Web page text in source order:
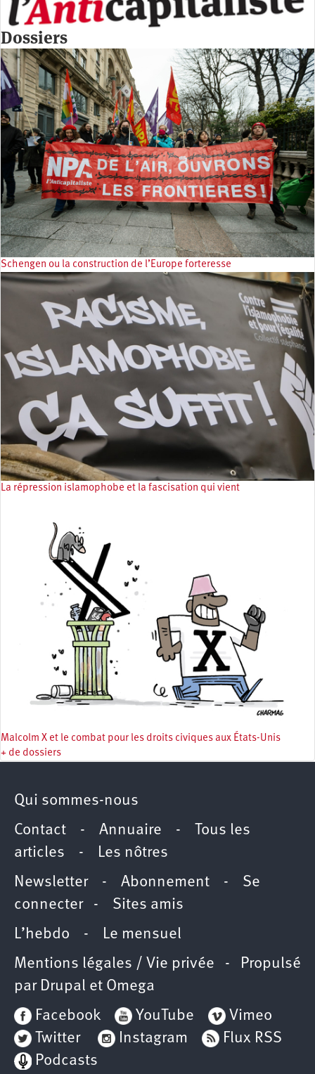
Dossiers
Schengen ou la construction de l’Europe forteresse
La répression islamophobe et la fascisation qui vient
Malcolm X et le combat pour les droits civiques aux États-Unis
+ de dossiers
Qui sommes-nous
Contact - Annuaire -
Tous les
articles - Les nôtres
Newsletter- Abonnement - Se
connecter- Sites amis
L’hebdo - Le mensuel
Mentions légales / Vie privée - Propulsé
par Drupal et Omega
Facebook
YouTube
Vimeo
Twitter
Instagram
Flux RSS
Podcasts